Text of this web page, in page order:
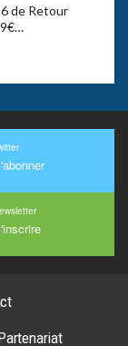
de Retour